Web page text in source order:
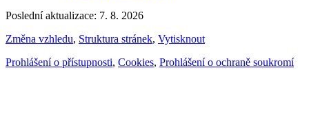
Poslední aktualizace: 7. 8. 2026
Změna vzhledu, Struktura stránek, Vytisknout
Prohlášení o přístupnosti, Cookies, Prohlášení o ochraně soukromí